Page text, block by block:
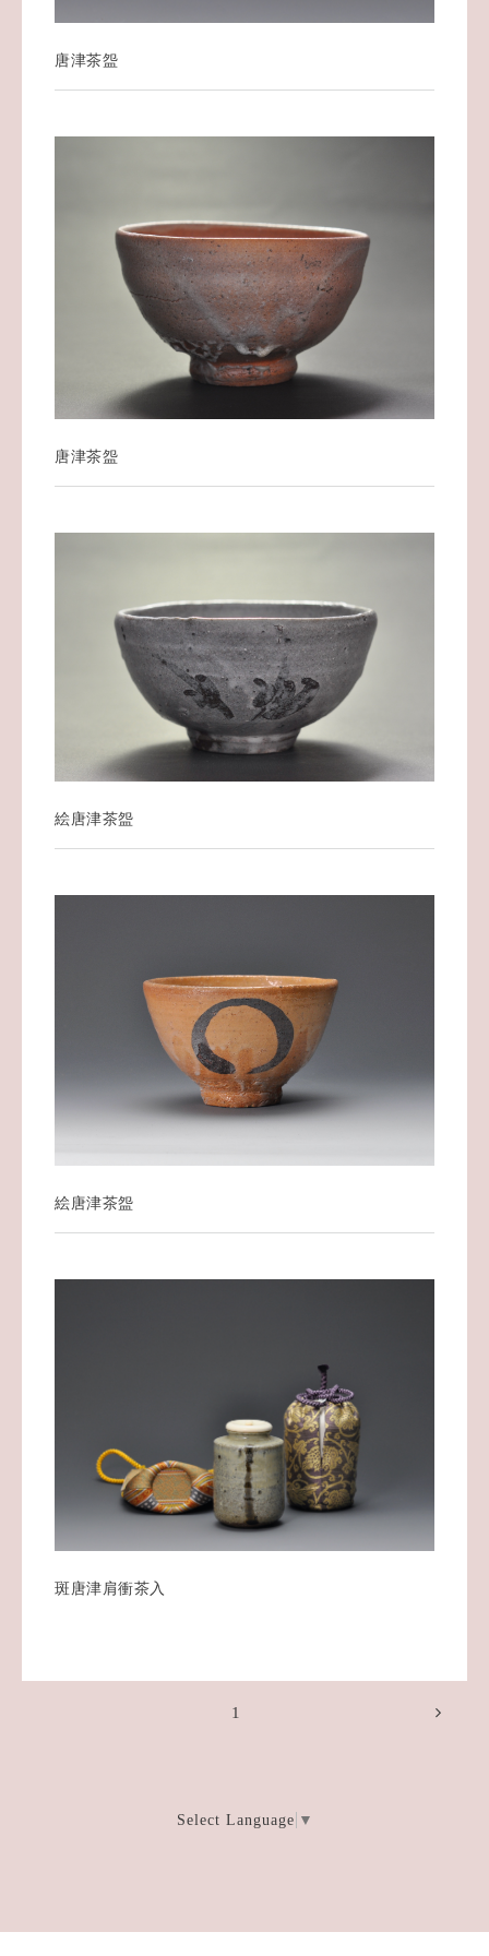
唐津茶盌
唐津茶盌
絵唐津茶盌
絵唐津茶盌
斑唐津肩衝茶入
1
Select Language ▼